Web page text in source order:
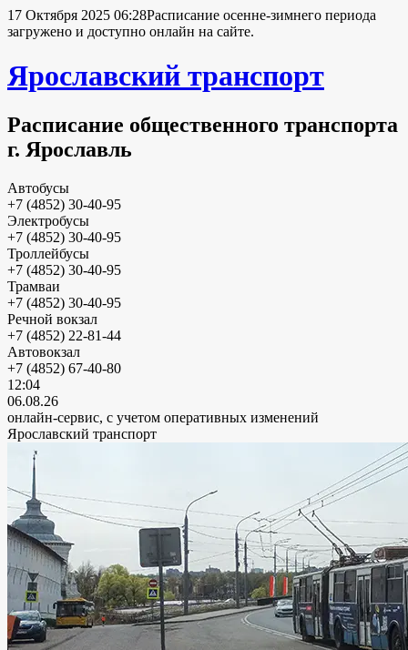
17 Октября 2025 06:28Расписание осенне-зимнего периода
загружено и доступно онлайн на сайте.
Ярославский транспорт
Расписание общественного транспорта
г. Ярославль
Автобусы
+7 (4852) 30-40-95
Электробусы
+7 (4852) 30-40-95
Троллейбусы
+7 (4852) 30-40-95
Трамваи
+7 (4852) 30-40-95
Речной вокзал
+7 (4852) 22-81-44
Автовокзал
+7 (4852) 67-40-80
12:04
06.08.26
онлайн-сервис, с учетом оперативных изменений
Ярославский транспорт